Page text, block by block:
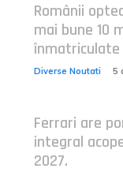
Românii
mai bune 10
înmatriculate
Diverse Noutati 5
Ferrari are
integral
2027.